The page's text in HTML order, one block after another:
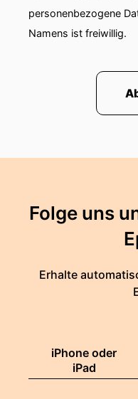
personenbezogene
Namens ist freiwillig.
Folge uns
Erhalte
iPhone oder
iPad